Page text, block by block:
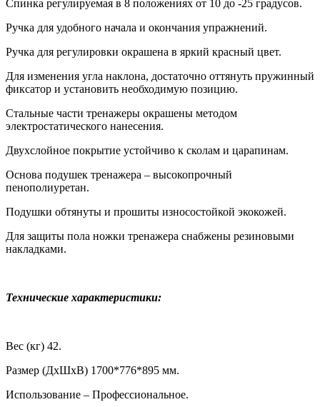
Спинка регулируемая в 8 положениях от 10 до -25 градусов.
Ручка для удобного начала и окончания упражнений.
Ручка для регулировки окрашена в яркий красный цвет.
Для изменения угла наклона, достаточно оттянуть пружинный
фиксатор и установить необходимую позицию.
Стальные части тренажеры окрашены методом
электростатического нанесения.
Двухслойное покрытие устойчиво к сколам и царапинам.
Основа подушек тренажера – высокопрочный
пенополиуретан.
Подушки обтянуты и прошиты износостойкой экокожей.
Для защиты пола ножки тренажера снабжены резиновыми
накладками.
Технические характеристики:
Вес (кг) 42.
Размер (ДхШхВ) 1700*776*895 мм.
Использование – Профессиональное.